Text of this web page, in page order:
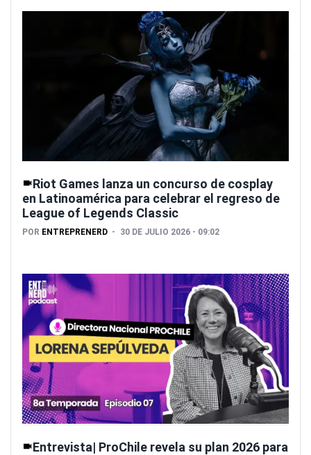
Riot Games lanza un concurso de cosplay
en Latinoamérica para celebrar el regreso de
League of Legends Classic
POR ENTREPRENERD 30 DE JULIO 2026 - 09:02
Entrevista| ProChile revela su plan 2026 para